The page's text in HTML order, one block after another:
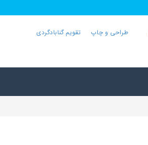
طراحی و چاپ تقویم گنابادگردی